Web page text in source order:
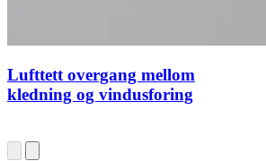
Lufttett overgang mellom
kledning og vindusforing